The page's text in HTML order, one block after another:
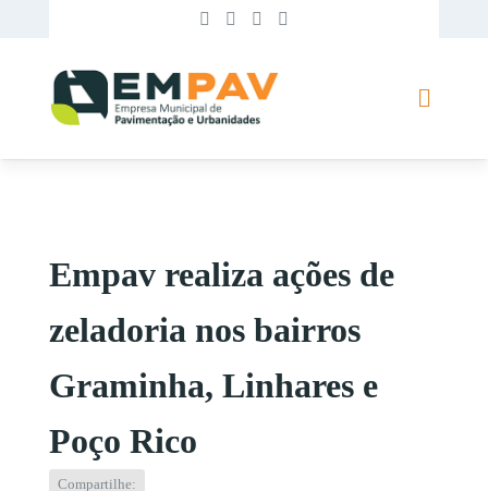
Empav realiza ações de
zeladoria nos bairros
Graminha, Linhares e
Poço Rico
Compartilhe: